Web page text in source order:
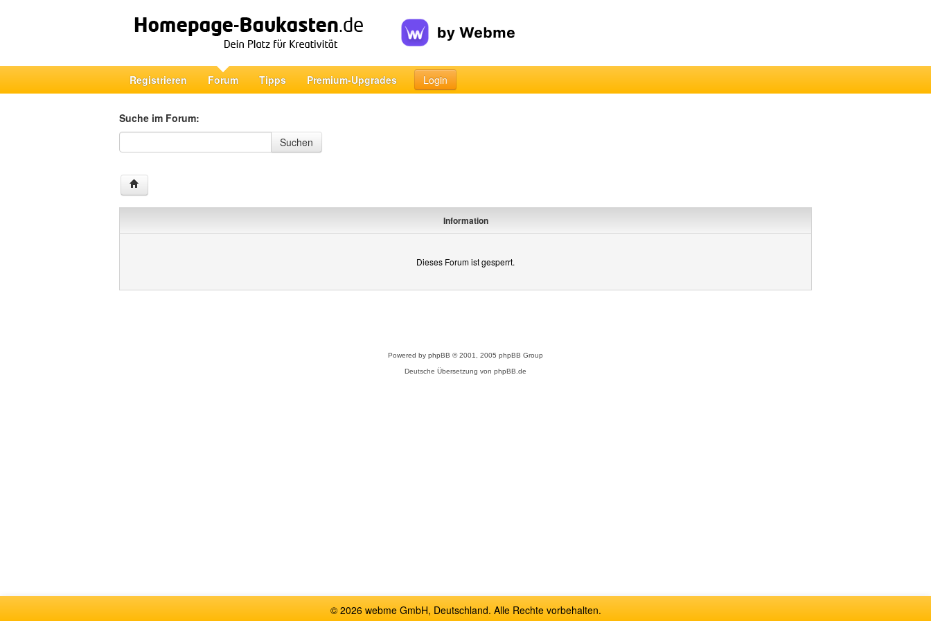
Registrieren Forum Tipps Premium-Upgrades Login
Suche im Forum:
Suche im Forum
Suchen
Information
Dieses Forum ist gesperrt.
Powered by phpBB © 2001, 2005 phpBB Group
Deutsche Übersetzung von phpBB.de
© 2026 webme GmbH, Deutschland. Alle Rechte vorbehalten.